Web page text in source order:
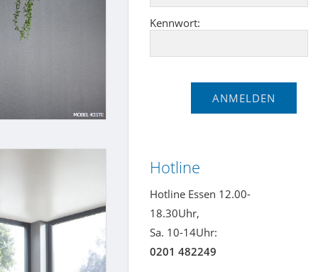
Kennwort:
Hotline
Hotline Essen 12.00-
18.30Uhr,
Sa. 10-14Uhr:
0201 482249